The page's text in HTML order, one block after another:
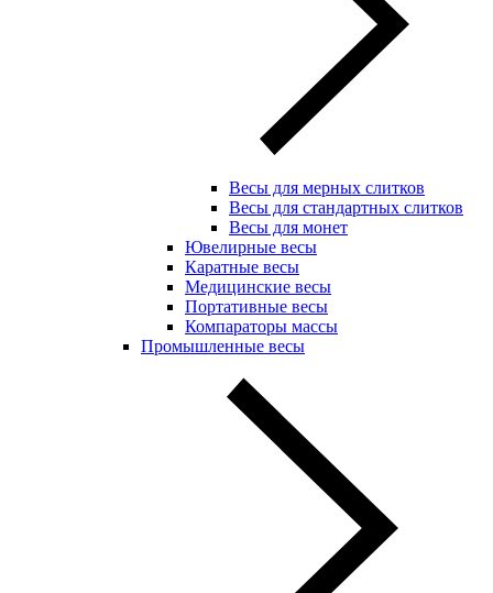
Весы для мерных слитков
Весы для стандартных слитков
Весы для монет
Ювелирные весы
Каратные весы
Медицинские весы
Портативные весы
Компараторы массы
Промышленные весы